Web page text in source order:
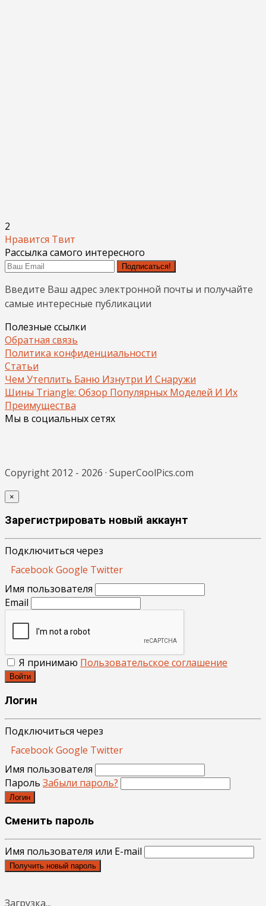
2
Нравится Твит
Рассылка самого интересного
Подписаться!
Введите Ваш адрес электронной почты и получайте
самые интересные публикации
Полезные ссылки
Обратная связь
Политика конфиденциальности
Статьи
Чем Утеплить Баню Изнутри И Снаружи
Шины Triangle: Обзор Популярных Моделей И Их
Преимущества
Мы в социальных сетях
Copyright 2012 - 2026 · SuperCoolPics.com
×
Зарегистрировать новый аккаунт
Подключиться через
FacebookGoogle Twitter
Имя пользователя
Email
Я принимаю Пользовательское соглашение
Войти
Логин
Подключиться через
FacebookGoogle Twitter
Имя пользователя
Пароль Забыли пароль?
Логин
Сменить пароль
Имя пользователя или E-mail
Получить новый пароль
Загрузка...